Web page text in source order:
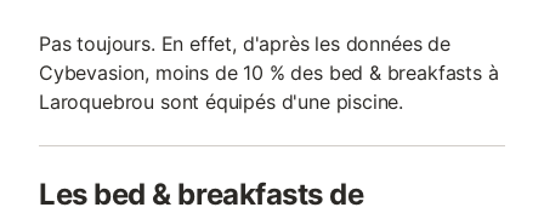
Pas toujours. En effet, d'après les données de
Cybevasion, moins de 10 % des bed & breakfasts à
Laroquebrou sont équipés d'une piscine.
Les bed & breakfasts de